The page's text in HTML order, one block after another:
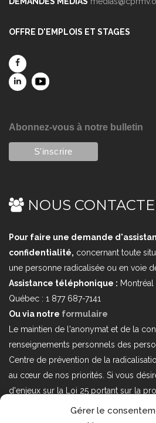
Gérer le
OFFRE D'EMPLOIS ET STAGES
Abonnez-vous à notre bulletin
NOUS
Pour faire une demande
confidentialité, concernant toute
une personne radicalisée ou en voie
Assistance téléphonique : Montréal
Québec : 1 877 687-7141
Ou via notre formulaire
Le maintien de l'anonymat et de la
renseignements personnels des
Centre de prévention de la
au cœur de nos priorités. Si vous
d'enjeux sur la Loi 25 portant sur la
personnels dans le secteur privé,
nous à l'adresse courriel suivant :